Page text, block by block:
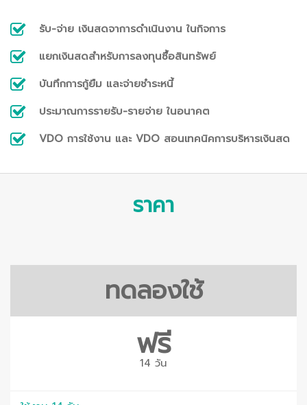
รับ-จ่าย เงินสดจาการดำเนินงาน ในกิจการ
แยกเงินสดสำหรับการลงทุนซื้อสินทรัพย์
บันทึกการกู้ยืม และจ่ายชำระหนี้
ประมาณการรายรับ-รายจ่าย ในอนาคต
VDO การใช้งาน และ VDO สอนเทคนิคการบริหารเงินสด
ราคา
ทดลองใช้
ฟรี
14 วัน